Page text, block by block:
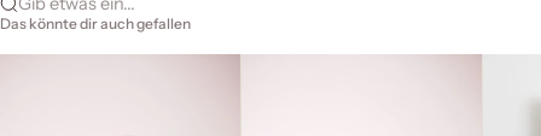
Gib etwas ein...
Das könnte dir auch gefallen